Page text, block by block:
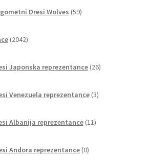
Dresi Wolves 59izdelkov
2042izdelkov
Japonska reprezentance 26izdelkov
Venezuela reprezentance 3izdelki
Albanija reprezentance 11izdelkov
Andora reprezentance 0izdelkov